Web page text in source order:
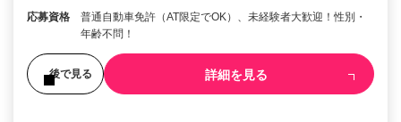
応募資格
普通自動車免許（AT限定でOK）、未経験者大歓迎！性別・
年齢不問！
後で見る 詳細を見る